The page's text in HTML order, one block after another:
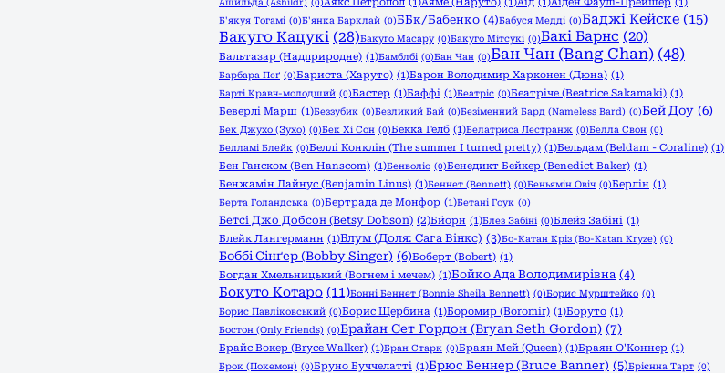
Ашильда (Ashildr) (0)
Б'якуя Тогамі (0)Б'янка Барклай (0)ББк/Бабенко (4)Бабуся Медді (0)Баджі Кейске (15)
Бакуго Кацукі (28)Бакуго Масару (0)Бакуго Мітсукі (0)Бакі Барнс (20)
Бальтазар (Надприродне) (1)Бамблбі (0)Бан Чан (0)Бан Чан (Bang Chan) (48)
Барбара Пеґ (0)Бариста (Харуто) (1)Барон Володимир Харконен (Дюна) (1)
Барті Кравч-молодший (0)Бастер (1)Баффі (1)Беатріс (0)Беатріче (Beatrice Sakamaki) (1)
Беверлі Марш (1)Беззубик (0)Безликий Бай (0)Безіменний Бард (Nameless Bard) (0)Бей Доу (6)
Бек Джухо (Зухо) (0)Бек Хі Сон (0)Бекка Гелб (1)Белатриса Лестранж (0)Белла Свон (0)
Белламі Блейк (0)Беллі Конклін (The summer I turned pretty) (1)Бельдам (Beldam - Coraline) (1)
Бен Ганском (Ben Hanscom) (1)Бенволіо (0)Бенедикт Бейкер (Benedict Baker) (1)
Бенжамін Лайнус (Benjamin Linus) (1)Беннет (Bennett) (0)Беньямін Овіч (0)Берлін (1)
Берта Голандська (0)Бертрада де Монфор (1)Бетані Гоук (0)
Бетсі Джо Добсон (Betsy Dobson) (2)Бйорн (1)Блез Забіні (0)Блейз Забіні (1)
Блейк Лангерманн (1)Блум (Доля: Сага Вінкс) (3)Бо-Катан Кріз (Bo-Katan Kryze) (0)
Боббі Сінґер (Bobby Singer) (6)Боберт (Bobert) (1)
Богдан Хмельницький (Вогнем і мечем) (1)Бойко Ада Володимирівна (4)
Бокуто Котаро (11)Бонні Беннет (Bonnie Sheila Bennett) (0)Борис Мурштейко (0)
Борис Павліковський (0)Борис Щербина (1)Боромир (Boromir) (1)Боруто (1)
Бостон (Only Friends) (0)Брайан Сет Гордон (Bryan Seth Gordon) (7)
Брайс Вокер (Bryce Walker) (1)Бран Старк (0)Браян Мей (Queen) (1)Браян О'Коннер (1)
Брок (Покемон) (0)Бруно Буччелатті (1)Брюс Беннер (Bruce Banner) (5)Брієнна Тарт (0)